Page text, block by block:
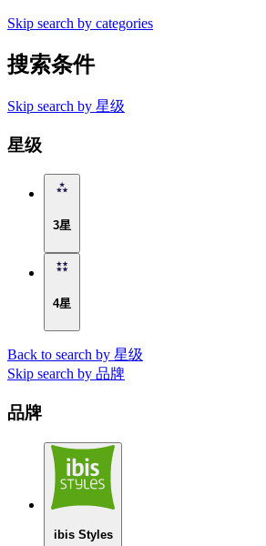
Skip search by categories
搜索条件
Skip search by 星级
星级
3星
4星
Back to search by 星级
Skip search by 品牌
品牌
ibis Styles